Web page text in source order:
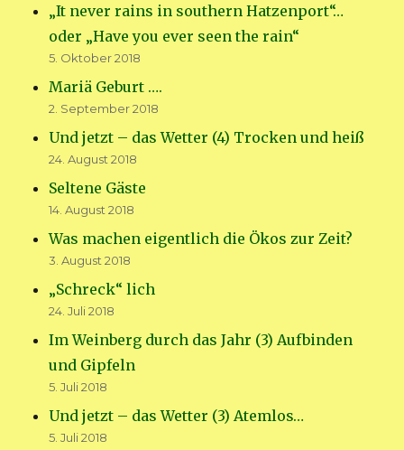
„It never rains in southern Hatzenport“…
oder „Have you ever seen the rain“
5. Oktober 2018
Mariä Geburt ….
2. September 2018
Und jetzt – das Wetter (4) Trocken und heiß
24. August 2018
Seltene Gäste
14. August 2018
Was machen eigentlich die Ökos zur Zeit?
3. August 2018
„Schreck“ lich
24. Juli 2018
Im Weinberg durch das Jahr (3) Aufbinden
und Gipfeln
5. Juli 2018
Und jetzt – das Wetter (3) Atemlos…
5. Juli 2018